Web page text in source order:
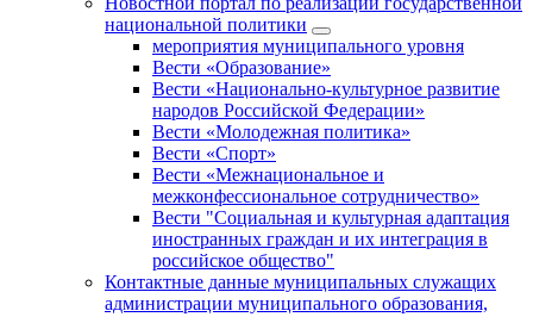
национальной политики
мероприятия муниципального уровня
Вести «Образование»
Вести «Национально-культурное развитие
народов Российской Федерации»
Вести «Молодежная политика»
Вести «Спорт»
Вести «Межнациональное и
межконфессиональное сотрудничество»
Вести "Социальная и культурная адаптация
иностранных граждан и их интеграция в
российское общество"
Контактные данные муниципальных служащих
администрации муниципального образования,